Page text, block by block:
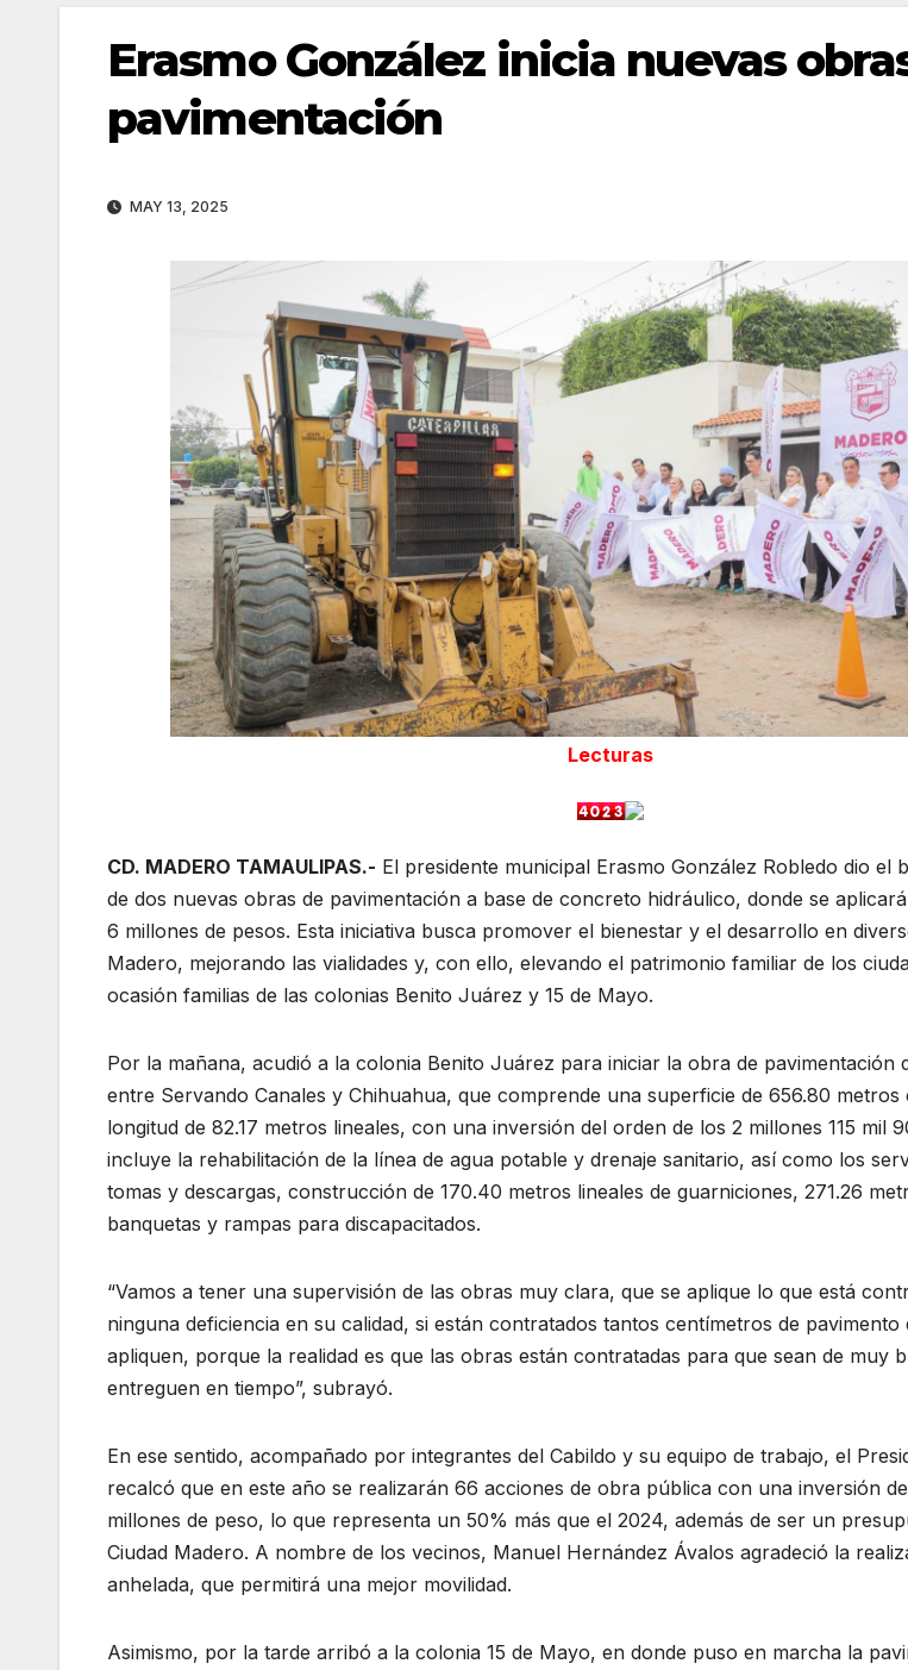
Erasmo González inicia nuevas
pavimentación
MAY 13, 2025
Lecturas
CD. MADERO TAMAULIPAS.- El presidente municipal Erasmo González Robledo dio el
de dos nuevas obras de pavimentación a base de concreto hidráulico, donde se
6 millones de pesos. Esta iniciativa busca promover el bienestar y el desarrollo en
Madero, mejorando las vialidades y, con ello, elevando el patrimonio familiar de los
ocasión familias de las colonias Benito Juárez y 15 de Mayo.
Por la mañana, acudió a la colonia Benito Juárez para iniciar la obra de pavimentación
entre Servando Canales y Chihuahua, que comprende una superficie de 656.80
longitud de 82.17 metros lineales, con una inversión del orden de los 2 millones 115 mil
incluye la rehabilitación de la línea de agua potable y drenaje sanitario, así como los
tomas y descargas, construcción de 170.40 metros lineales de guarniciones, 271.26
banquetas y rampas para discapacitados.
“Vamos a tener una supervisión de las obras muy clara, que se aplique lo que está
ninguna deficiencia en su calidad, si están contratados tantos centímetros de pavimento
apliquen, porque la realidad es que las obras están contratadas para que sean de muy
entreguen en tiempo”, subrayó.
En ese sentido, acompañado por integrantes del Cabildo y su equipo de trabajo, el
recalcó que en este año se realizarán 66 acciones de obra pública con una inversión
millones de peso, lo que representa un 50% más que el 2024, además de ser un
Ciudad Madero. A nombre de los vecinos, Manuel Hernández Ávalos agradeció la
anhelada, que permitirá una mejor movilidad.
Asimismo, por la tarde arribó a la colonia 15 de Mayo, en donde puso en marcha la